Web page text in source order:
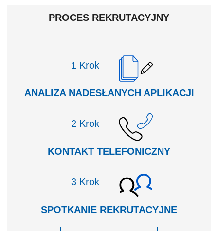
PROCES REKRUTACYJNY
Krok
ANALIZA NADESŁANYCH APLIKACJI
Krok
KONTAKT TELEFONICZNY
Krok
SPOTKANIE REKRUTACYJNE